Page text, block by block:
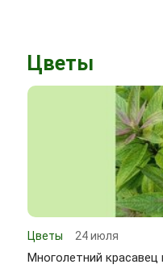
Цветы
Цветы 24 июля
Многолетний